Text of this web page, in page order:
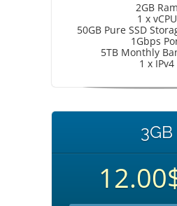
2GB Ram
1 x vCPU
50GB Pure SSD
1Gbps
5TB Monthly
1 x IPv4
3GB